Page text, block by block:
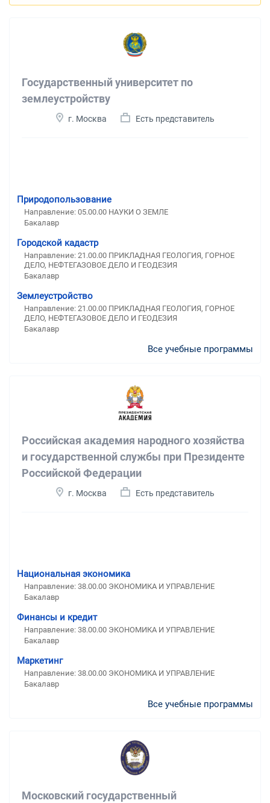
Государственный университет по
землеустройству
г. Москва Есть представитель
Природопользование
Направление: 05.00.00 НАУКИ О ЗЕМЛЕ
Бакалавр
Городской кадастр
Направление: 21.00.00 ПРИКЛАДНАЯ ГЕОЛОГИЯ, ГОРНОЕ
ДЕЛО, НЕФТЕГАЗОВОЕ ДЕЛО И ГЕОДЕЗИЯ
Бакалавр
Землеустройство
Направление: 21.00.00 ПРИКЛАДНАЯ ГЕОЛОГИЯ, ГОРНОЕ
ДЕЛО, НЕФТЕГАЗОВОЕ ДЕЛО И ГЕОДЕЗИЯ
Бакалавр
Все учебные программы
Российская академия народного хозяйства
и государственной службы при Президенте
Российской Федерации
г. Москва Есть представитель
Национальная экономика
Направление: 38.00.00 ЭКОНОМИКА И УПРАВЛЕНИЕ
Бакалавр
Финансы и кредит
Направление: 38.00.00 ЭКОНОМИКА И УПРАВЛЕНИЕ
Бакалавр
Маркетинг
Направление: 38.00.00 ЭКОНОМИКА И УПРАВЛЕНИЕ
Бакалавр
Все учебные программы
Московский государственный